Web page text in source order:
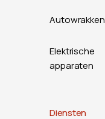
Autowrakken
Elektrische
apparaten
Diensten